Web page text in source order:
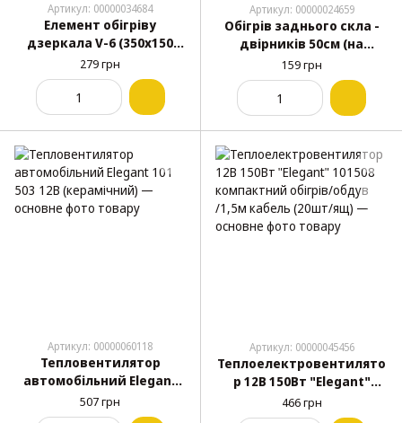
Артикул: 00000034684
Елемент обігріву
дзеркала V-6 (350х150
мм) (12/24В)
279 грн
Артикул: 00000024659
Обігрів заднього скла -
двірників 50см (на
присосці) 12В 50Вт
Форсаж (1шт)
159 грн
Артикул: 00000060118
Тепловентилятор
автомобільний Elegant
101 503 12В (керамічний)
507 грн
Артикул: 00000045456
Теплоелектровентилято
р 12В 150Вт "Elegant"
101508 компактний
обігрів/обдув /1,5м
466 грн